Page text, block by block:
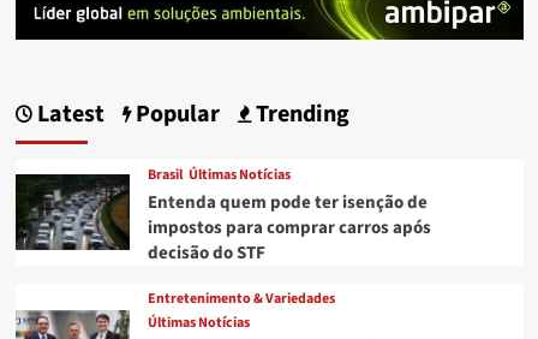
Latest Popular Trending
Brasil Últimas Notícias
Entenda quem pode ter isenção de
impostos para comprar carros após
decisão do STF
Entretenimento & Variedades
Últimas Notícias